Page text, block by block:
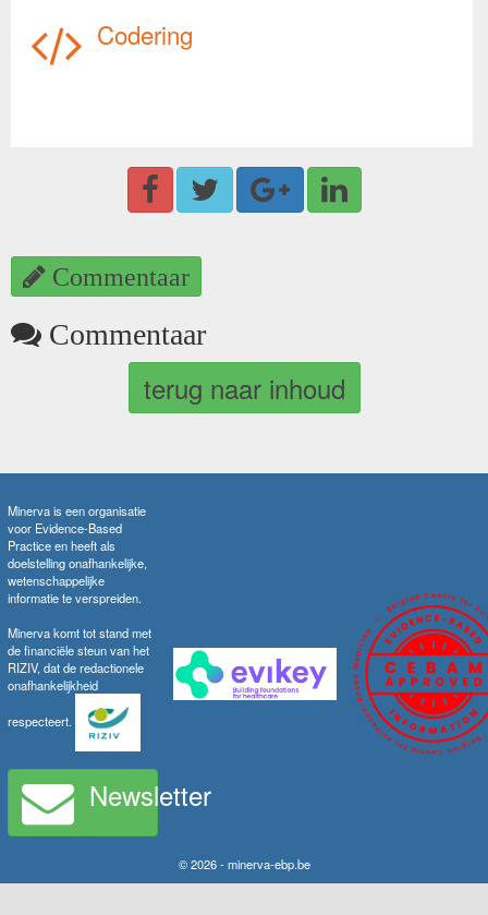
Codering
Commentaar
Commentaar
terug naar inhoud
Minerva is een organisatie
voor Evidence-Based
Practice en heeft als
doelstelling onafhankelijke,
wetenschappelijke
informatie te verspreiden.
Minerva komt tot stand met
de financiële steun van het
RIZIV, dat de redactionele
onafhankelijkheid
respecteert.
Newsletter
© 2026 - minerva-ebp.be